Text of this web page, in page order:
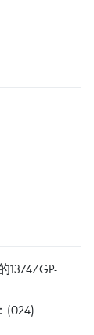
1374/GP-
(024)